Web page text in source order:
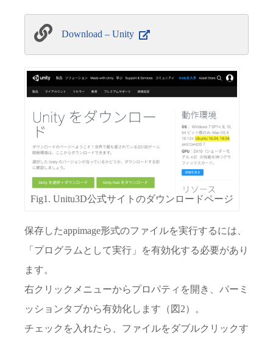
Download – Unity
Fig1. Unitu3D公式サイトのダウンロードページ
保存したappimage形式のファイルを実行するには、
「プログラムとして実行」を有効化する必要があり
ます。
右クリックメニューからプロパティを開き、パーミ
ッションタブから有効化します（図2）。
チェックを入れたら、ファイルをダブルクリックす